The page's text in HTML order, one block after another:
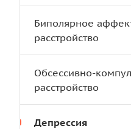
Биполярное
расстройство
Обсессивно-
расстройство
Депрессия